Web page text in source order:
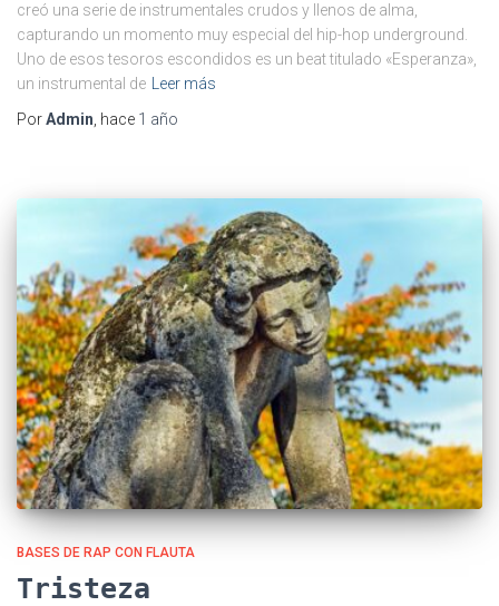
creó una serie de instrumentales crudos y llenos de alma,
capturando un momento muy especial del hip-hop underground.
Uno de esos tesoros escondidos es un beat titulado «Esperanza»,
un instrumental de Leer más
PorAdmin, hace 1 año
BASES DE RAP CON FLAUTA
Tristeza